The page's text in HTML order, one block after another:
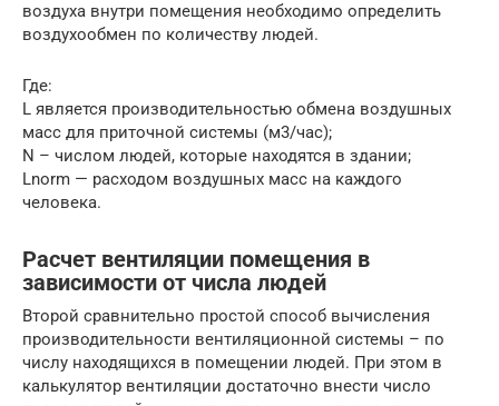
воздуха внутри помещения необходимо определить
воздухообмен по количеству людей.
Где:
L является производительностью обмена воздушных
масс для приточной системы (м3/час);
N – числом людей, которые находятся в здании;
Lnorm — расходом воздушных масс на каждого
человека.
Расчет вентиляции помещения в
зависимости от числа людей
Второй сравнительно простой способ вычисления
производительности вентиляционной системы – по
числу находящихся в помещении людей. При этом в
калькулятор вентиляции достаточно внести число